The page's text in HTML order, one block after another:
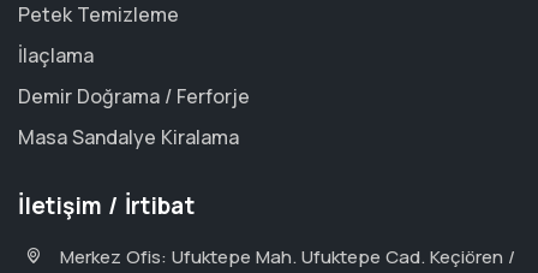
Petek Temizleme
İlaçlama
Demir Doğrama / Ferforje
Masa Sandalye Kiralama
İletişim / İrtibat
Merkez Ofis: Ufuktepe Mah. Ufuktepe Cad. Keçiören /